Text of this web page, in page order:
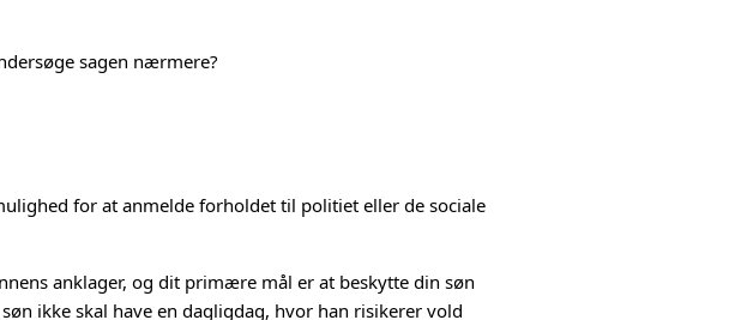
sagen nærmere?
for at anmelde forholdet til politiet eller de sociale
anklager, og dit primære mål er at beskytte din søn
ikke skal have en dagligdag, hvor han risikerer vold